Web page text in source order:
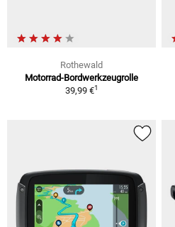
Rothewald
Motorrad-Bordwerkzeugrolle
39,99 €1